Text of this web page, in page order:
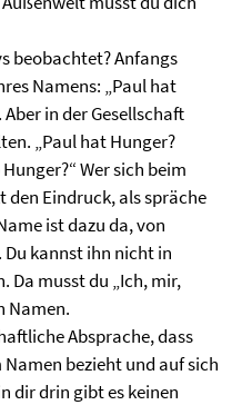
beobachtet? Anfangs
Namens: „Paul hat
in der Gesellschaft
„Paul hat Hunger?
Wer sich beim
den Eindruck, als spräche
ist dazu da, von
kannst ihn nicht in
Da musst du „Ich, mir,
Namen.
Absprache, dass
bezieht und auf sich
dir drin gibt es keinen